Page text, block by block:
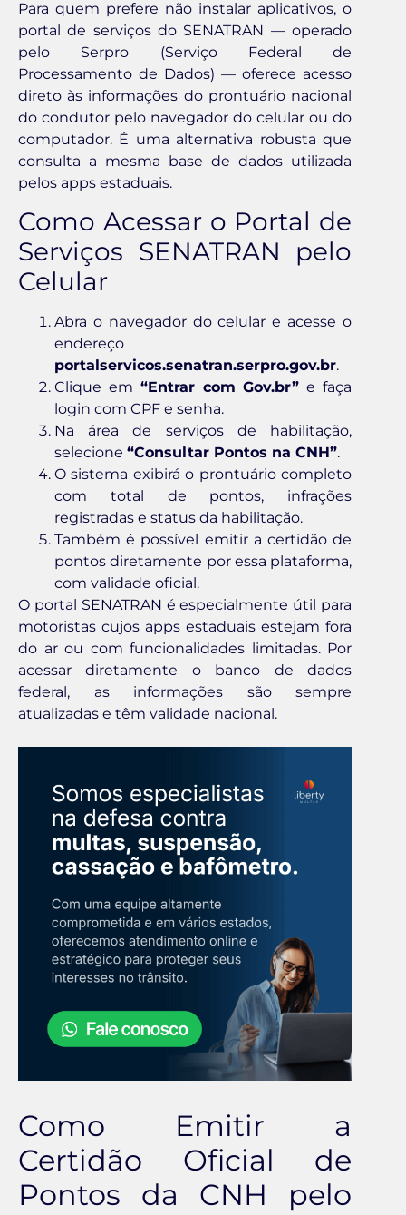
Para quem prefere não instalar aplicativos, o
portal de serviços do SENATRAN — operado
pelo Serpro (Serviço Federal de
Processamento de Dados) — oferece acesso
direto às informações do prontuário nacional
do condutor pelo navegador do celular ou do
computador. É uma alternativa robusta que
consulta a mesma base de dados utilizada
pelos apps estaduais.
Como Acessar o Portal de
Serviços SENATRAN pelo
Celular
Abra o navegador do celular e acesse o
endereço
portalservicos.senatran.serpro.gov.br.
Clique em “Entrar com Gov.br” e faça
login com CPF e senha.
Na área de serviços de habilitação,
selecione “Consultar Pontos na CNH”.
O sistema exibirá o prontuário completo
com total de pontos, infrações
registradas e status da habilitação.
Também é possível emitir a certidão de
pontos diretamente por essa plataforma,
com validade oficial.
O portal SENATRAN é especialmente útil para
motoristas cujos apps estaduais estejam fora
do ar ou com funcionalidades limitadas. Por
acessar diretamente o banco de dados
federal, as informações são sempre
atualizadas e têm validade nacional.
Como Emitir a
Certidão Oficial de
Pontos da CNH pelo